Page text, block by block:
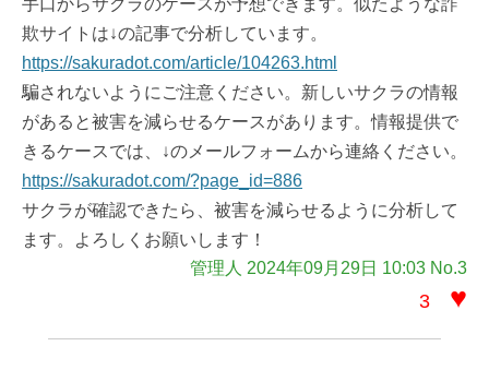
手口からサクラのケースが予想できます。似たような詐
欺サイトは↓の記事で分析しています。
https://sakuradot.com/article/104263.html
騙されないようにご注意ください。新しいサクラの情報
があると被害を減らせるケースがあります。情報提供で
きるケースでは、↓のメールフォームから連絡ください。
https://sakuradot.com/?page_id=886
サクラが確認できたら、被害を減らせるように分析して
ます。よろしくお願いします！
管理人 2024年09月29日 10:03 No.3
3 ♥